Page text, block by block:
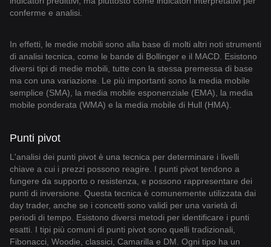
conferme e analisi.
In effetti, le medie mobili sono alla base di molti altri noti strumenti
di analisi tecnica, come le bande di Bollinger e il MACD. Esistono
diversi tipi di medie mobili, tutte con la stessa premessa di base
ma con una variazione. Le più importanti sono la media mobile
semplice (SMA), la media mobile esponenziale (EMA), la media
mobile ponderata (WMA) e la media mobile di Hull (HMA).
Punti pivot
L'analisi dei punti pivot è una tecnica per determinare i livelli
chiave a cui i prezzi possono reagire. I punti pivot tendono a
fungere da supporto o resistenza, e possono rappresentare dei
punti di inversione. Questa tecnica è comunemente utilizzata dai
day trader, anche se i concetti sono validi per una varietà di
periodi di tempo. Esistono diversi metodi per identificare i punti
esatti. I tipi più comuni di punti pivot sono quelli tradizionali,
Fibonacci, Woodie, classici, Camarilla e DM. Ogni tipo ha un